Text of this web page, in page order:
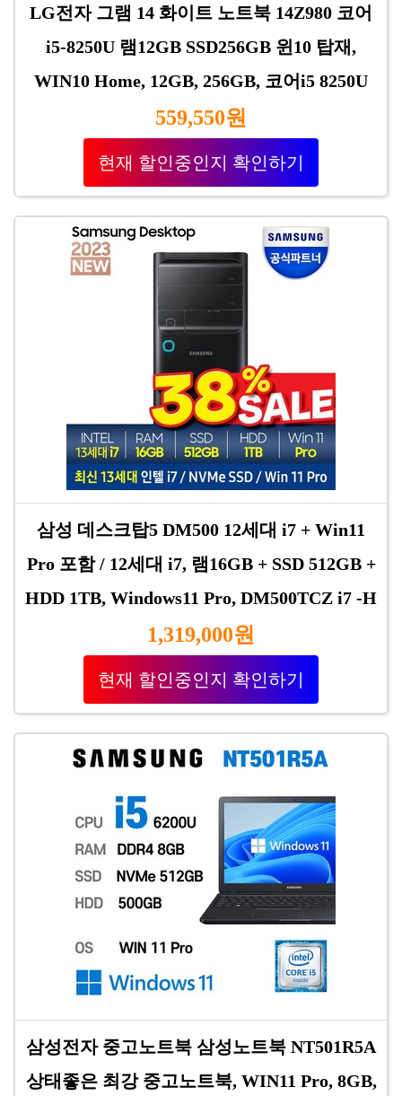
LG전자 그램 14 화이트 노트북 14Z980 코어
i5-8250U 램12GB SSD256GB 윈10 탑재,
WIN10 Home, 12GB, 256GB, 코어i5 8250U
559,550원
현재 할인중인지 확인하기
삼성 데스크탑5 DM500 12세대 i7 + Win11
Pro 포함 / 12세대 i7, 램16GB + SSD 512GB +
HDD 1TB, Windows11 Pro, DM500TCZ i7 -H
1,319,000원
현재 할인중인지 확인하기
삼성전자 중고노트북 삼성노트북 NT501R5A
상태좋은 최강 중고노트북, WIN11 Pro, 8GB,